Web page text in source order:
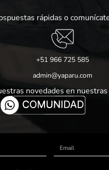
rápidas o
+51 966 725 585
admin@yaparu.com
novedades en
Email